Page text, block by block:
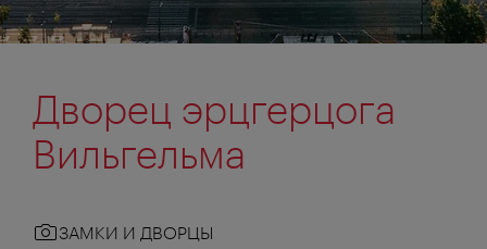
Дворец эрцгерцога
Вильгельма
ЗАМКИ И ДВОРЦЫ